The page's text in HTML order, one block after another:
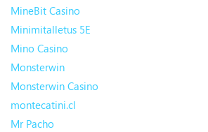
MineBit Casino
Minimitalletus 5E
Mino Casino
Monsterwin
Monsterwin Casino
montecatini.cl
Mr Pacho